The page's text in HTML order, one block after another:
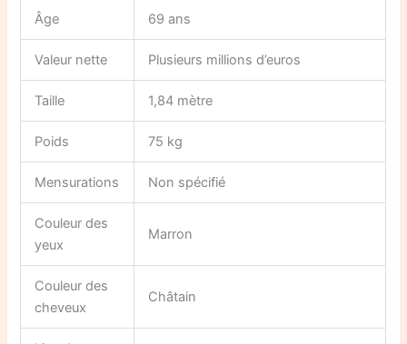
Âge 69 ans
Valeur nette Plusieurs millions d’euros
Taille 1,84 mètre
Poids 75 kg
Mensurations Non spécifié
Couleur des
yeux
Marron
Couleur des
cheveux
Châtain